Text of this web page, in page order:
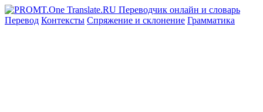
Перевод Контексты Спряжение и склонение Грамматика